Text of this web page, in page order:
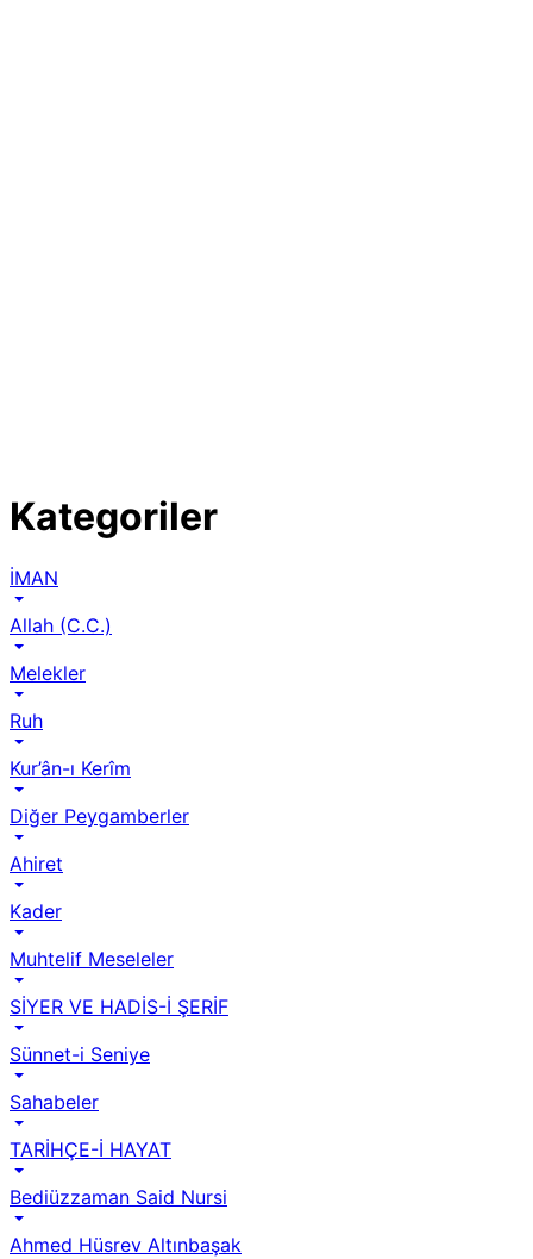
Kategoriler
İMAN
Allah (C.C.)
Melekler
Ruh
Kur’ân-ı Kerîm
Diğer Peygamberler
Ahiret
Kader
Muhtelif Meseleler
SİYER VE HADİS-İ ŞERİF
Sünnet-i Seniye
Sahabeler
TARİHÇE-İ HAYAT
Bediüzzaman Said Nursi
Ahmed Hüsrev Altınbaşak